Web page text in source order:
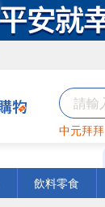
中元拜拜
飲料零食